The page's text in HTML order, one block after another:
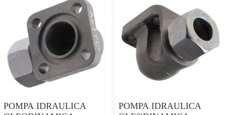
TRATTORI FIAT
POMPA IDRAULICA
POMPA IDRAULICA